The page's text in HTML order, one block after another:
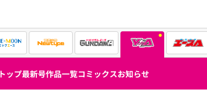
トップ最新号作品一覧コミックスお知らせ